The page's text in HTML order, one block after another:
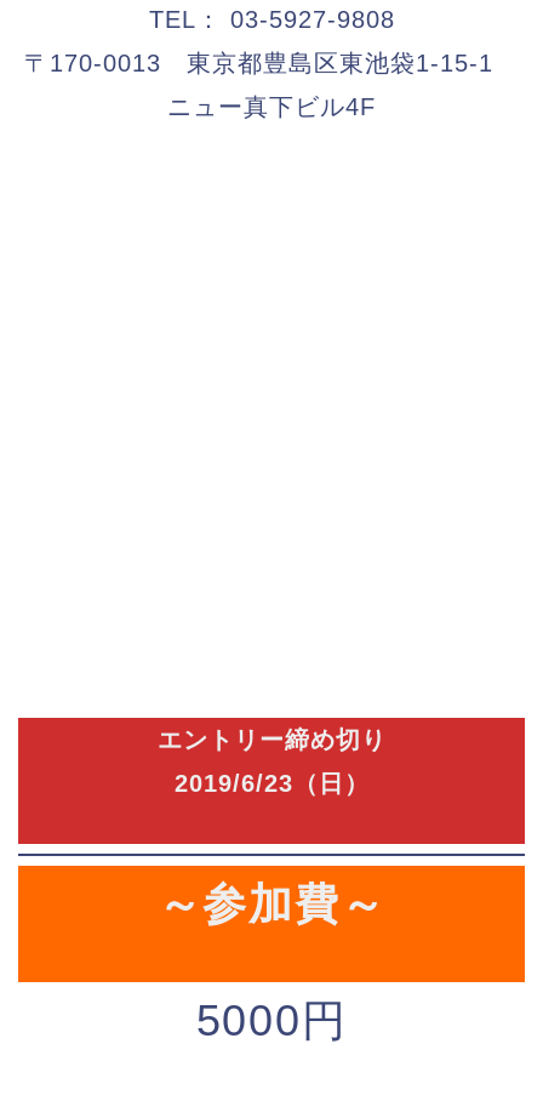
TEL： 03-5927-9808
〒170-0013 東京都豊島区東池袋1-15-1
ニュー真下ビル4F
エントリー締め切り
2019/6/23（日）
～参加費～
5000円